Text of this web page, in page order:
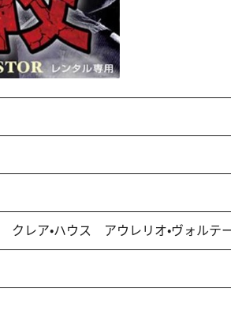
クレア・ハウス アウレリオ・ヴォルテ